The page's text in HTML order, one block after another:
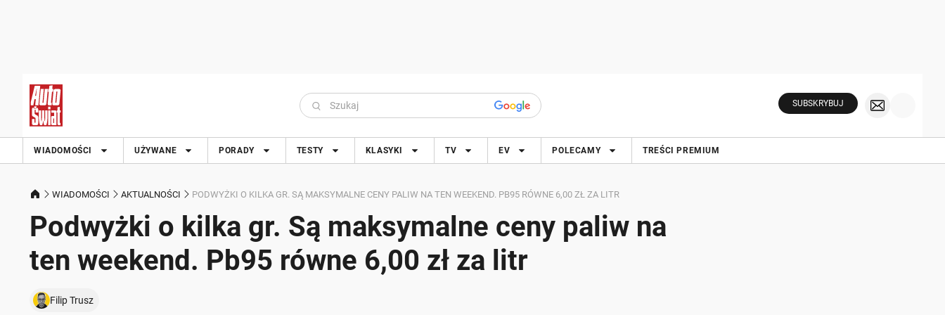
SUBSKRYBUJ
WIADOMOŚCI UŻYWANE PORADY TESTY KLASYKI TV EV POLECAMY TREŚCI PREMIUM
WIADOMOŚCI AKTUALNOŚCI PODWYŻKI O KILKA GR. SĄ MAKSYMALNE CENY PALIW NA TEN WEEKEND. PB95 RÓWNE 6,00 ZŁ ZA LITR
Podwyżki o kilka gr. Są maksymalne ceny paliw na
ten weekend. Pb95 równe 6,00 zł za litr
Filip Trusz